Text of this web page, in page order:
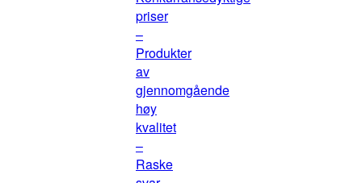
priser
–
Produkter
av
gjennomgående
høy
kvalitet
–
Raske